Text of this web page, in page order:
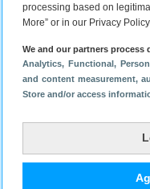
processing based on
More” or in our Privacy
We and our partners
Analytics, Functional,
and content measurement,
Store and/or access
3